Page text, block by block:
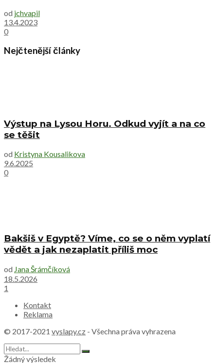
od jchvapil
13.4.2023
0
Nejčtenější články
Výstup na Lysou Horu. Odkud vyjít a na co
se těšit
od Kristyna Kousalikova
9.6.2025
0
Bakšiš v Egyptě? Víme, co se o něm vyplatí
vědět a jak nezaplatit příliš moc
od Jana Šrámčíková
18.5.2026
1
Kontakt
Reklama
© 2017-2021 vyslapy.cz - Všechna práva vyhrazena
Žádný výsledek